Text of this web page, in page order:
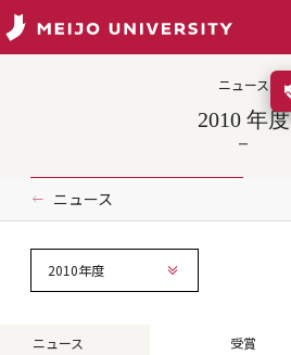
ニュース
2010 年度
ニュース
2010年度
ニュース 受賞